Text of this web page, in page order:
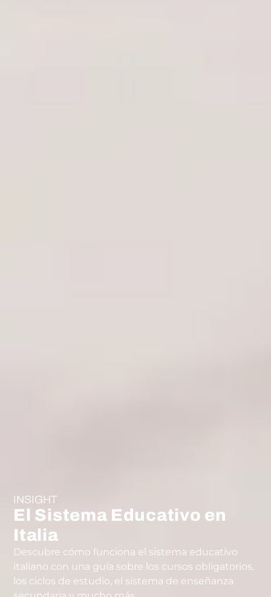
INSIGHT
El Sistema Educativo en
Italia
Descubre cómo funciona el sistema educativo
italiano con una guía sobre los cursos obligatorios,
los ciclos de estudio, el sistema de enseñanza